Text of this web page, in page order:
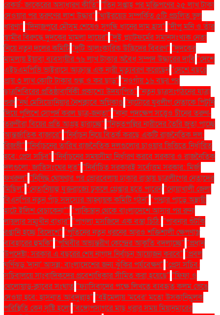
রেকর্ড: জাকেরের অসাধারণ কীর্তি" "তিন সপ্তাহ পর মুক্তিপণের ২৫ লাখ টাকা
দেওয়ার পর তরুণের লাশ উদ্ধার" "থাইরয়েড সম্পর্কিত ৫টি প্রচলিত ভুল
ধারণা" "দিনাজপুরে মৌসুম শেষেও সুগন্ধি ধানের দাম হ্রাস" "দীপু মনি ও তাঁর
স্বামীর বিরুদ্ধে দুদকের মামলা দায়ের" "দুই প্ল্যাটফর্মের সমানসংখ্যক নেতা
নিয়ে নতুন দলের কমিটি"দুটি আলংকারিক উদ্ভিদের বিবরণ" "দুদকের
মামলায় ইয়াবা ব্যবসায়ীর ৭৬ লাখ টাকার অবৈধ সম্পদ উদ্ধারের দাবি"দেশে
এইচএমপিভি ভাইরাসে আক্রান্ত এক নারী মৃত্যুবরণ করেছেন"দেশে বছরে
প্রায় ৩ লাখ কোটি টাকার শুল্ক ও কর ছাড়" "নওগাঁয় ১৬ বছর পর
ছাত্রশিবিরের প্রতিষ্ঠাবার্ষিকী প্রকাশ্যে উদযাপিত" "নতুন ছাত্রসংগঠনের যাত্রা
শুরু"নর্থ মেসিডোনিয়ার নৈশক্লাবে অগ্নিকাণ্ড"নাটোরে যুবলীগ নেতাকে পিটুনি
দিয়ে পুলিশে সোপর্দ করল ছাত্র-জনতা" "নানা পদক্ষেপ সত্ত্বেও চীনের তরুণ-
তরুণীরা বিয়ের প্রতি আগ্রহ হারাচ্ছে" "নিভৃতপল্লির নারীদের তৈরি জুতা পাচ্ছে
আন্তর্জাতিক বাজারে" "নির্বাচন নিয়ে বিতর্ক করছে একটি রাজনৈতিক দল:
রিজভী" "নির্বাচনের তারিখ রাজনৈতিক দলগুলোর চাওয়ার ভিত্তিতে নির্ধারিত
হবে: প্রেস সচিব" "নির্বাচনের সময়সীমা নির্ধারণ করবে সরকার ও রাজনৈতিক
দলগুলো: জাতিসংঘের দূত" "নির্বাচিত সরকারই সর্বোত্তম সরকার: মির্জা
ফখরুল" "নিষিদ্ধ ঘোষণার পর ভোরবেলায় ঢাকার রাস্তায় ছাত্রলীগের নেতাদের
মিছিল" "নেতানিয়াহু যুক্তরাজ্যে ঢুকলে গ্রেপ্তার হতে পারেন"নোয়াখালী জেলা
বিএনপির নতুন পাঁচ সদস্যের আহ্বায়ক কমিটি গঠন" "পদ্মার পাড়ে অস্থায়ী
হাটে ইলিশ বেচাকেনা"'' "পাকিস্তান থেকে বাংলাদেশে আসার পর রুনা
লায়লার সম্মুখীন বাধার" "পাগলা মসজিদে এক বস্তা চিঠি:"পাবনার শুঁটকি
রপ্তানি হচ্ছে বিদেশে" "পুতিনের নতুন ধরনের আরও শক্তিশালী ক্ষেপণাস্ত্র
ব্যবহারের হুমকি" "পৃথিবীর অভ্যন্তরীণ কেন্দ্রের আকৃতি বদলাচ্ছে" "প্রধান
উপদেষ্টা: সরকার এ বছরের শেষ নাগাদ নির্বাচন আয়োজন করবে" "প্রবল
ঘূর্ণিঝড় 'দানা' আসন্ন: বাংলাদেশের জন্য ঝুঁকির পর্যবেক্ষণ" "প্রেস সচিব:
সচিবালয়ে সাংবাদিকদের প্রবেশাধিকার সীমিত করা হয়েছে" "ফিফা ও
খেলোয়াড়-ক্লাবের সংঘাত"ফ্যাসিবাদের পক্ষে লিখতে ব্যবহৃত কলম ভেঙে
দেওয়া হবে: হাসনাত আবদুল্লাহ" "বইমেলায় ‘মবের’ মতো উসকানিমূলক
পরিস্থিতি কেন সৃষ্টি হলো"বঙ্গোপসাগরে মাছ ধরার সময় মিয়ানমারের